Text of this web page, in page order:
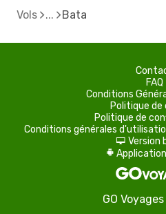
Vols Bata
FAQ
Conditions
Politique de
Politique de
Conditions générales
d Version
A
GO